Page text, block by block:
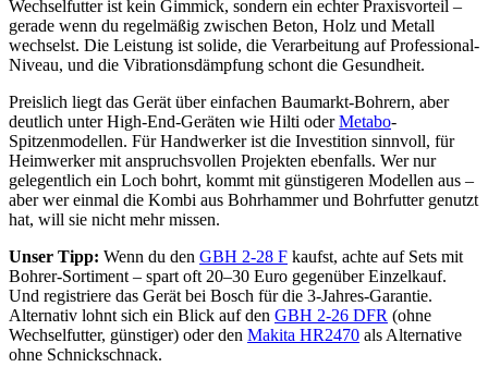
Wechselfutter ist kein Gimmick, sondern ein echter Praxisvorteil –
gerade wenn du regelmäßig zwischen Beton, Holz und Metall
wechselst. Die Leistung ist solide, die Verarbeitung auf Professional-
Niveau, und die Vibrationsdämpfung schont die Gesundheit.
Preislich liegt das Gerät über einfachen Baumarkt-Bohrern, aber
deutlich unter High-End-Geräten wie Hilti oderMetabo-
Spitzenmodellen. Für Handwerker ist die Investition sinnvoll, für
Heimwerker mit anspruchsvollen Projekten ebenfalls. Wer nur
gelegentlich ein Loch bohrt, kommt mit günstigeren Modellen aus –
aber wer einmal die Kombi aus Bohrhammer und Bohrfutter genutzt
hat, will sie nicht mehr missen.
Unser Tipp: Wenn du den GBH 2-28 F kaufst, achte auf Sets mit
Bohrer-Sortiment – spart oft 20–30 Euro gegenüber Einzelkauf.
Und registriere das Gerät bei Bosch für die 3-Jahres-Garantie.
Alternativ lohnt sich ein Blick auf den GBH 2-26 DFR (ohne
Wechselfutter, günstiger) oder den Makita HR2470 als Alternative
ohne Schnickschnack.